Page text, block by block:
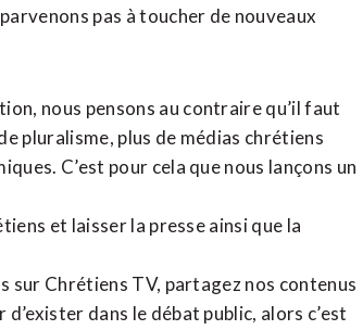
pas à toucher de nouveaux
nous pensons au contraire qu’il faut
pluralisme, plus de médias chrétiens
C’est pour cela que nous lançons un
et laisser la presse ainsi que la
sur Chrétiens TV, partagez nos contenus
dans le débat public, alors c’est